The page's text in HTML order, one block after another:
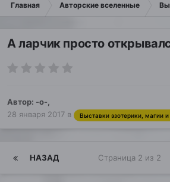
Главная Авторские вселенные
А ларчик просто
Автор: -о-,
28 января 2017 в Выставки эзотерики, магии и
НАЗАД Страница 2 из 2